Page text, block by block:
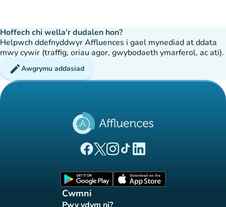
Hoffech chi wella'r dudalen hon?
Helpwch ddefnyddwyr Affluences i gael mynediad at ddata
mwy cywir (traffig, oriau agor, gwybodaeth ymarferol, ac ati).
editAwgrymu addasiad
(tab newydd)
(tab newydd)
(tab newydd)
(tab newydd)
(tab newydd)
Cwmni